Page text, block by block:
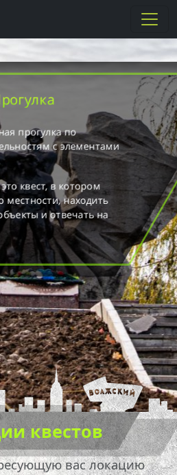
прогулка по
с элементами
квест, в котором
местности, находить
и отвечать на
квестов
вас локацию